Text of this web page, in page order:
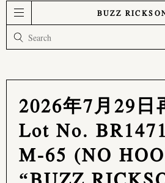
BUZZ
2026年7月29日
Lot No.
M-65 (NO
“BUZZ